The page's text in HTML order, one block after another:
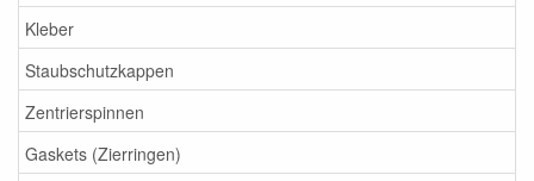
Kleber
Staubschutzkappen
Zentrierspinnen
Gaskets (Zierringen)